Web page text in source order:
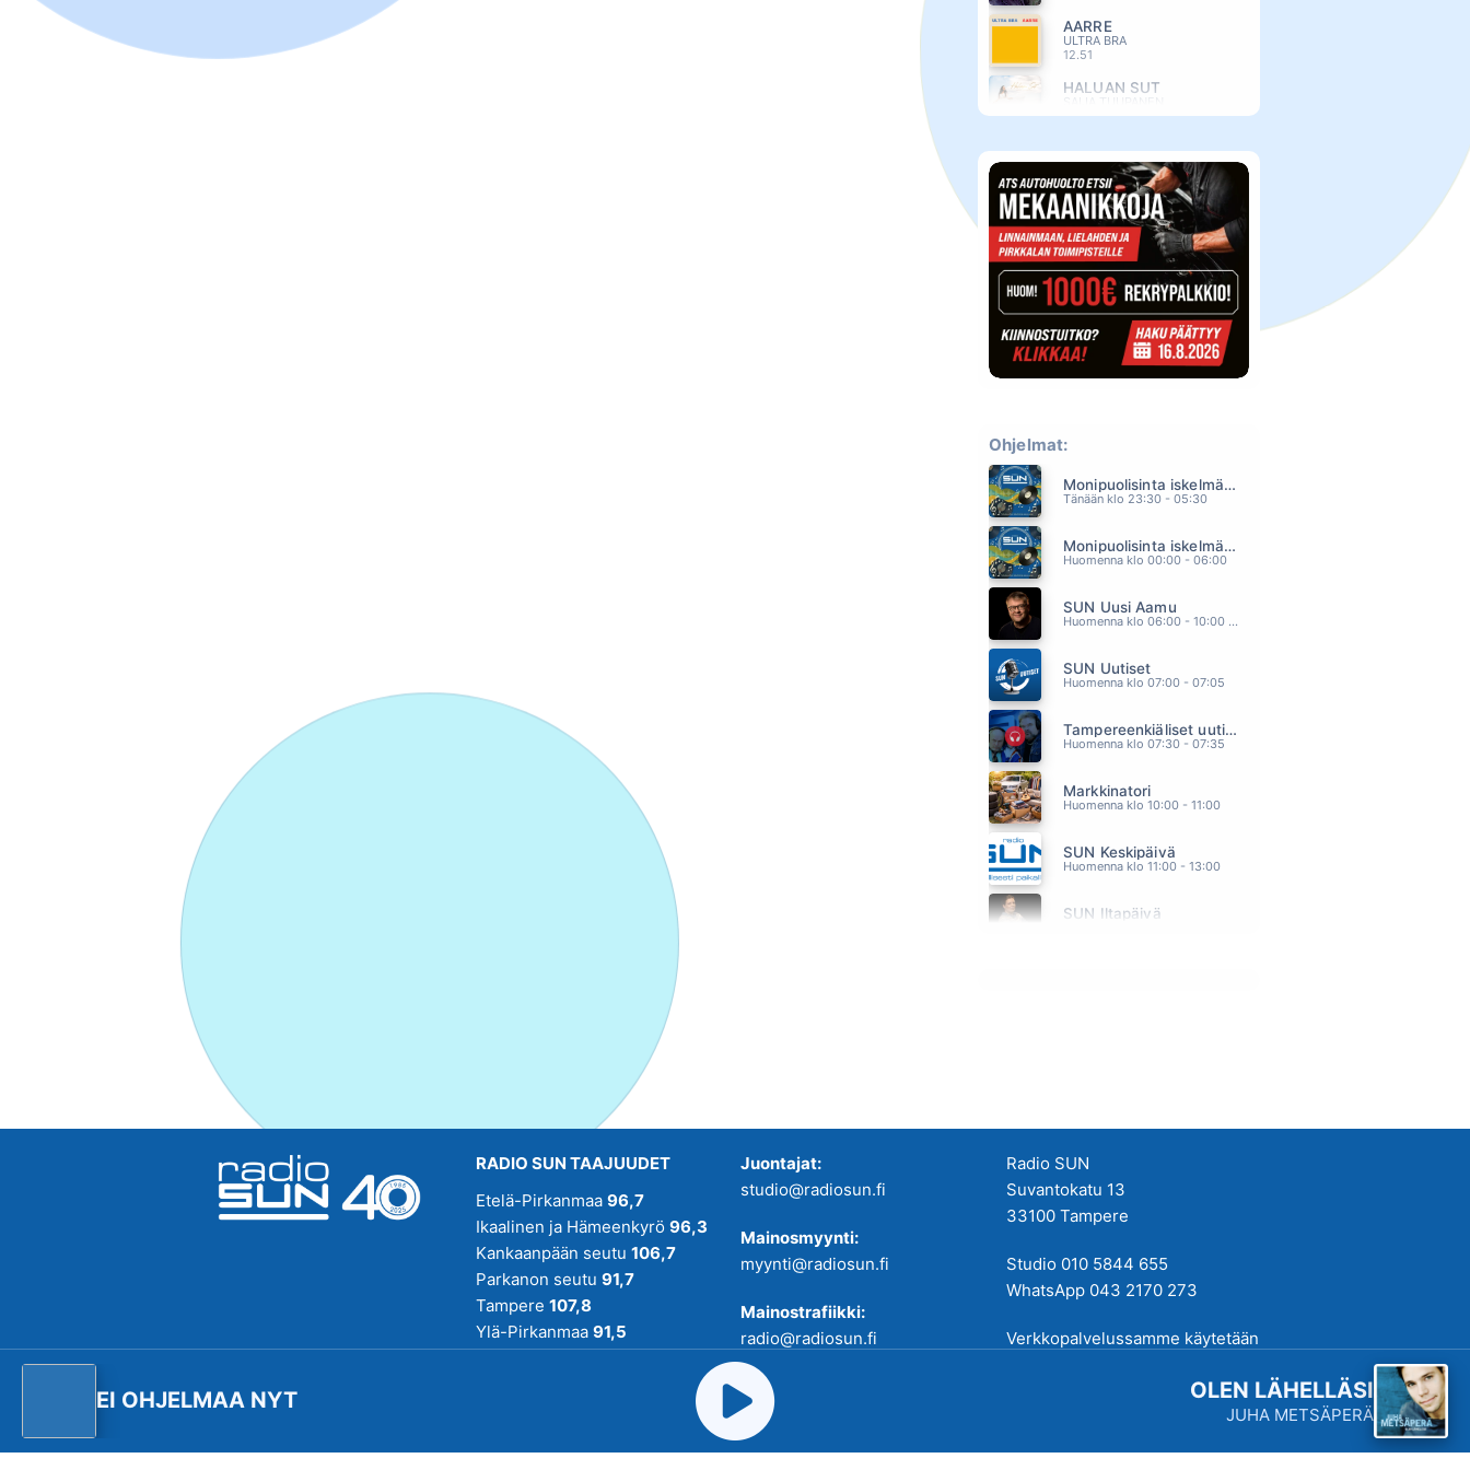
AARRE
ULTRA BRA
12.51
HALUAN SUT
12.40
SAMAAN AIKAAN TOISAALLA
JUHA TAPIO
12.34
JOHNNY & MARY
ROPERT PALMER
12.27
MYSTEERI
CHISU
12.20
P.S. VIELÄKIN
OLLIE
12.14
12.03
11.56
11.51
11.48
11.44
11.38
Ohjelmat:
Monipuolisinta iskelmää ja parasta poppia
Tänään klo 23:30 - 05:30
Monipuolisinta iskelmää ja parasta poppia
Huomenna klo 00:00 - 06:00
SUN Uusi Aamu
Huomenna klo 06:00 - 10:00 - Studiossa: Kimmo Hoivassilta
SUN Uutiset
Huomenna klo 07:00 - 07:05
Tampereenkiäliset uutiset
Huomenna klo 07:30 - 07:35
Markkinatori
Huomenna klo 10:00 - 11:00
SUN Keskipäivä
Huomenna klo 11:00 - 13:00
SUN Iltapäivä
RADIO SUN TAAJUUDET
Etelä-Pirkanmaa 96,7
Ikaalinen ja Hämeenkyrö 96,3
Kankaanpään seutu 106,7
Parkanon seutu 91,7
Tampere 107,8
Ylä-Pirkanmaa 91,5
Pirmedioita.
Juontajat:
studio@radiosun.fi
Mainosmyynti:
myynti@radiosun.fi
Mainostrafiikki:
radio@radiosun.fi
Uutis-, juttu- ja menovinkit:
toimitus@radiosun.fi
Radio SUN
Suvantokatu 13
33100 Tampere
Studio 010 5844 655
WhatsApp 043 2170 273
Verkkopalvelussamme käytetään
täällä.
EI OHJELMAA NYT OLEN LÄHELLÄSI
JUHA METSÄPERÄ